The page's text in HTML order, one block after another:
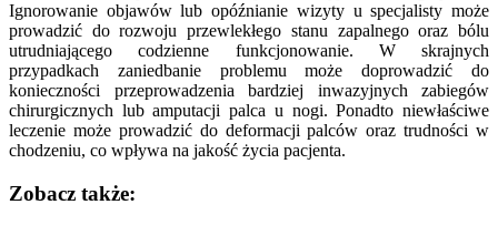
Ignorowanie objawów lub opóźnianie wizyty u specjalisty może
prowadzić do rozwoju przewlekłego stanu zapalnego oraz bólu
utrudniającego codzienne funkcjonowanie. W skrajnych
przypadkach zaniedbanie problemu może doprowadzić do
konieczności przeprowadzenia bardziej inwazyjnych zabiegów
chirurgicznych lub amputacji palca u nogi. Ponadto niewłaściwe
leczenie może prowadzić do deformacji palców oraz trudności w
chodzeniu, co wpływa na jakość życia pacjenta.
Zobacz także: